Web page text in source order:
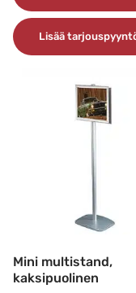
Lisää
Mini multistand,
kaksipuolinen